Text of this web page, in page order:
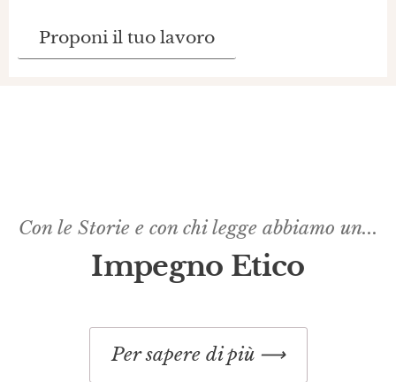
Proponi il tuo lavoro
Con le Storie e con chi legge abbiamo un...
Impegno Etico​
Per sapere di più ⟶